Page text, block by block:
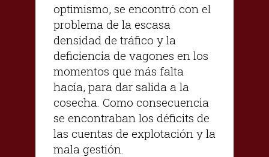
optimismo, se encontró con el
problema de la escasa
densidad de tráfico y la
deficiencia de vagones en los
momentos que más falta
hacía, para dar salida a la
cosecha. Como consecuencia
se encontraban los déficits de
las cuentas de explotación y la
mala gestión.